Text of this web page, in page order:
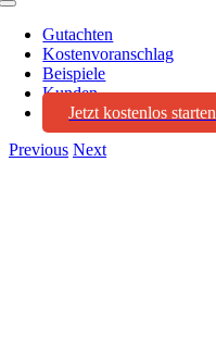
Toggle
NavigationGutachten
Kostenvoranschlag
Beispiele
Kunden
Jetzt kostenlos starten
Previous Next